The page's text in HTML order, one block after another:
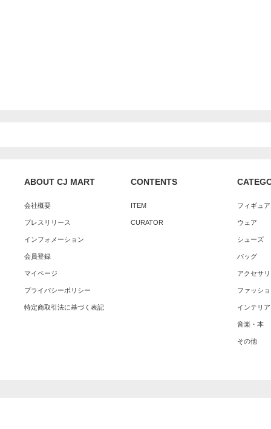
ABOUT CJ MART
会社概要
プレスリリース
インフォメーション
会員登録
マイページ
プライバシーポリシー
特定商取引法に基づく表記
CONTENTS
ITEM
CURATOR
フィギュ
ウェア
シューズ
バッグ
アクセサ
ファッシ
インテリア
音楽・本
その他